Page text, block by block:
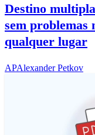
Destino
sem problemas
qualquer lugar
APAlexander Petkov